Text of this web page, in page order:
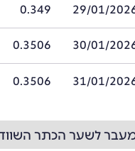
29/01/
0.349
30/01/
0.3506
31/01/
0.3506
לשער הכתר השוודי